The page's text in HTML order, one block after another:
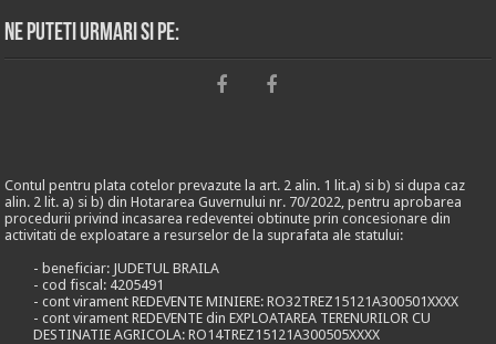
Ne puteti urmari si pe:
Contul pentru plata cotelor prevazute la art. 2 alin. 1 lit.a) si b) si dupa caz
alin. 2 lit. a) si b) din Hotararea Guvernului nr. 70/2022, pentru aprobarea
procedurii privind incasarea redeventei obtinute prin concesionare din
activitati de exploatare a resurselor de la suprafata ale statului:
- beneficiar: JUDETUL BRAILA
- cod fiscal: 4205491
- cont virament REDEVENTE MINIERE: RO32TREZ15121A300501XXXX
- cont virament REDEVENTE din EXPLOATAREA TERENURILOR CU
DESTINATIE AGRICOLA: RO14TREZ15121A300505XXXX